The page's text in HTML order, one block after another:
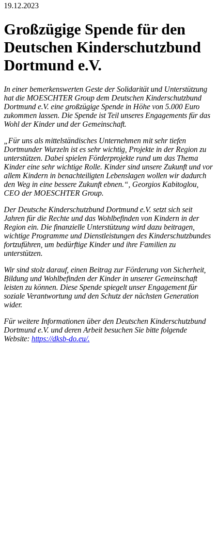
19.12.2023
Großzügige Spende für den
Deutschen Kinderschutzbund
Dortmund e.V.
In einer bemerkenswerten Geste der Solidarität und Unterstützung
hatdie MOESCHTER Group dem Deutschen Kinderschutzbund
Dortmund e.V. eine großzügige Spende in Höhe von 5.000 Euro
zukommen lassen. Die Spende ist Teil unseres Engagements für das
Wohl der Kinder und der Gemeinschaft.
Für uns als mittelständisches Unternehmen mit sehr tiefen
Dortmunder Wurzeln ist es sehr wichtig, Projekte in der Region zu
unterstützen. Dabei spielen Förderprojekte rund um das Thema
Kinder eine sehr wichtige Rolle. Kinder sind unsere Zukunft und vor
allem Kindern in benachteiligten Lebenslagen wollen wir dadurch
den Weg in eine bessere Zukunft ebnen.“, Georgios Kabitoglou,
CEO der MOESCHTER Group.
Der Deutsche Kinderschutzbund Dortmund e.V. setzt sich seit
Jahren für die Rechte und das Wohlbefinden von Kindern in der
Region ein. Die finanzielle Unterstützung wird dazu beitragen,
wichtige Programme und Dienstleistungen des Kinderschutzbundes
fortzuführen, um bedürftige Kinder und ihre Familien zu
unterstützen.
Wir sind stolz darauf, einen Beitrag zur Förderung von Sicherheit,
Bildung und Wohlbefinden der Kinder in unserer Gemeinschaft
leisten zu können. Diese Spende spiegelt unser Engagement für
soziale Verantwortung und den Schutz der nächsten Generation
wider.
Für weitere Informationen über den Deutschen Kinderschutzbund
Dortmund e.V. und deren Arbeit besuchen Sie bitte folgende
Website: https://dksb-do.eu/.